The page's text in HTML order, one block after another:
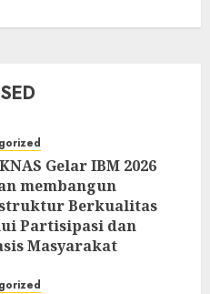
Gelar IBM 2026
membangun
Berkualitas
Partisipasi dan
Masyarakat